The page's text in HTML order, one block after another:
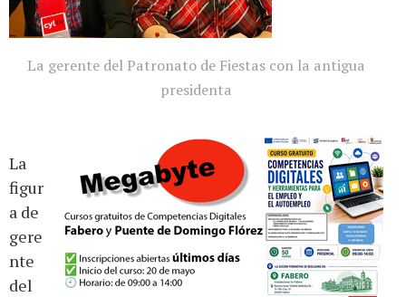
La gerente del Patronato de Fiestas con la antigua
presidenta
La
figur
a de
gere
nte
del